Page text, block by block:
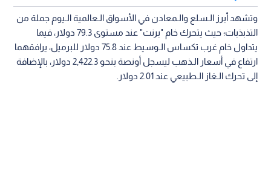
وتشهد أبرز الـسلع والـمعادن في الأسواق الـعالمية الـيوم جملة من
التذبذبات؛ حيث يتحرك خام "برنت" عند مستوى 79.3 دولار، فيما
يتداول خام غرب تكساس الـوسيط عند 75.8 دولار للبرميل، يرافقهما
ارتفاع في أسعار الـذهب ليسجل أونصة بنحو 2,422.3 دولار، بالإضافة
إلى تحرك الـغاز الـطبيعي عند 2.01 دولار.